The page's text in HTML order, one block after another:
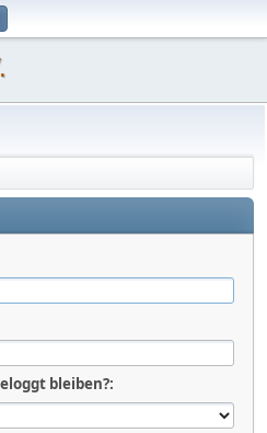
bleiben?: